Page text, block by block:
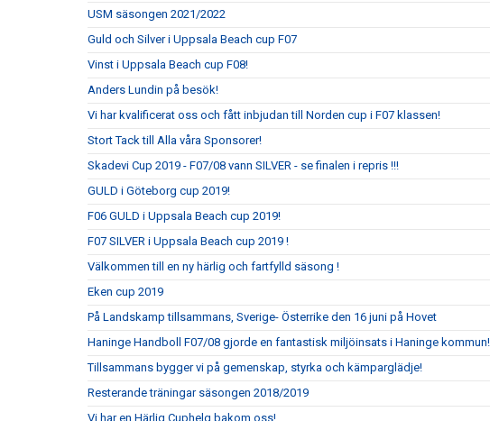
USM säsongen 2021/2022
Guld och Silver i Uppsala Beach cup F07
Vinst i Uppsala Beach cup F08!
Anders Lundin på besök!
Vi har kvalificerat oss och fått inbjudan till Norden cup i F07 klassen!
Stort Tack till Alla våra Sponsorer!
Skadevi Cup 2019 - F07/08 vann SILVER - se finalen i repris !!!
GULD i Göteborg cup 2019!
F06 GULD i Uppsala Beach cup 2019!
F07 SILVER i Uppsala Beach cup 2019 !
Välkommen till en ny härlig och fartfylld säsong !
Eken cup 2019
På Landskamp tillsammans, Sverige- Österrike den 16 juni på Hovet
Haninge Handboll F07/08 gjorde en fantastisk miljöinsats i Haninge kommun!
Tillsammans bygger vi på gemenskap, styrka och kämparglädje!
Resterande träningar säsongen 2018/2019
Vi har en Härlig Cuphelg bakom oss!